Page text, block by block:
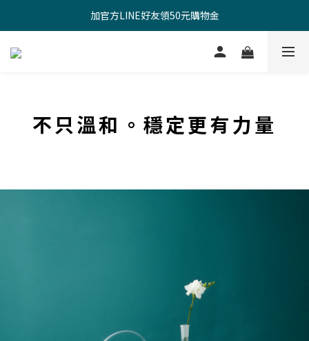
新註冊會員，立享100元購物金（點我快速註冊）
加官方LINE好友領50元購物金
新註冊會員，立享100元購物金（點我快速註冊）
不只溫和。穩定更有力量